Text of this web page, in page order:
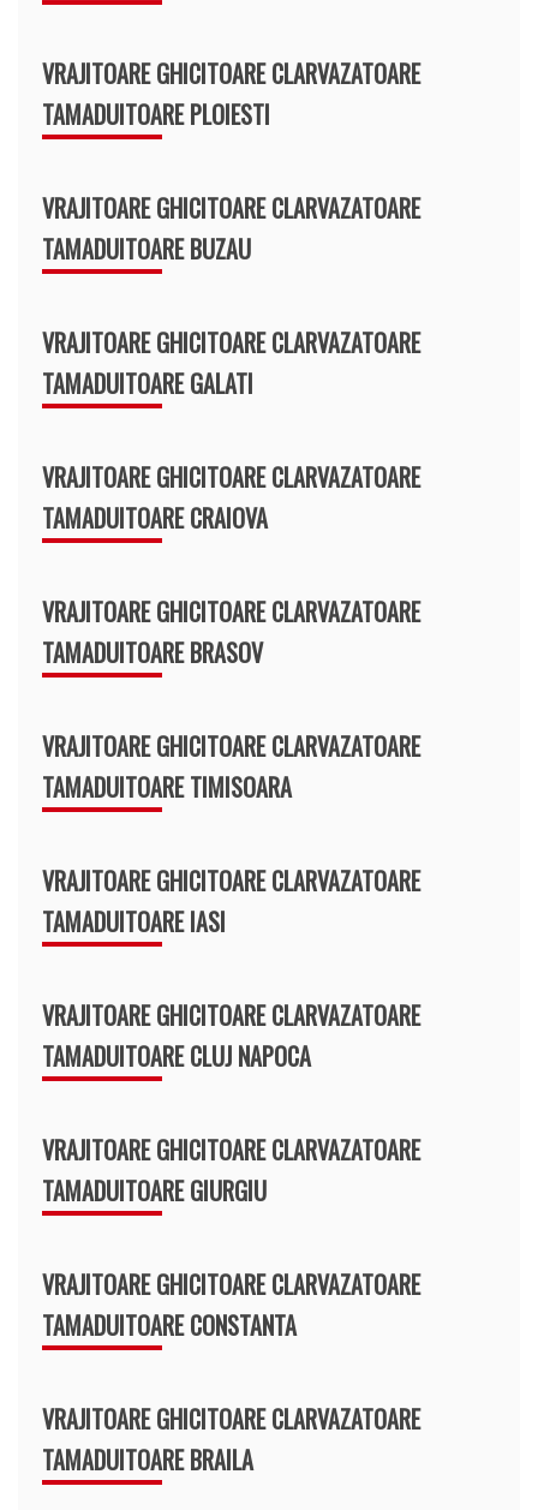
VRAJITOARE GHICITOARE CLARVAZATOARE
TAMADUITOARE PLOIESTI
VRAJITOARE GHICITOARE CLARVAZATOARE
TAMADUITOARE BUZAU
VRAJITOARE GHICITOARE CLARVAZATOARE
TAMADUITOARE GALATI
VRAJITOARE GHICITOARE CLARVAZATOARE
TAMADUITOARE CRAIOVA
VRAJITOARE GHICITOARE CLARVAZATOARE
TAMADUITOARE BRASOV
VRAJITOARE GHICITOARE CLARVAZATOARE
TAMADUITOARE TIMISOARA
VRAJITOARE GHICITOARE CLARVAZATOARE
TAMADUITOARE IASI
VRAJITOARE GHICITOARE CLARVAZATOARE
TAMADUITOARE CLUJ NAPOCA
VRAJITOARE GHICITOARE CLARVAZATOARE
TAMADUITOARE GIURGIU
VRAJITOARE GHICITOARE CLARVAZATOARE
TAMADUITOARE CONSTANTA
VRAJITOARE GHICITOARE CLARVAZATOARE
TAMADUITOARE BRAILA